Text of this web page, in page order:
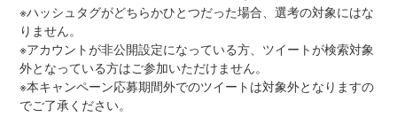
※ハッシュタグがどちらかひとつだった場合、選考の対象にはな
りません。
※アカウントが非公開設定になっている方、ツイートが検索対象
外となっている方はご参加いただけません。
※本キャンペーン応募期間外でのツイートは対象外となりますの
でご了承ください。